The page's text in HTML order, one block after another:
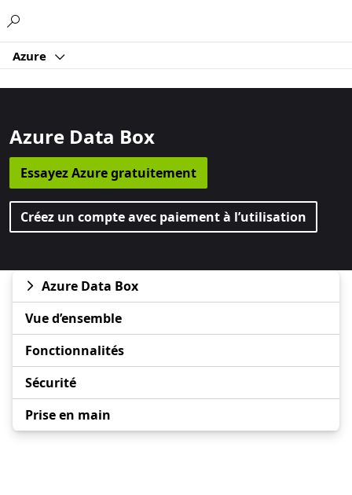
Azure
Azure Data Box
Essayez Azure gratuitement
Créez un compte avec paiement à l’utilisation
Azure Data Box
Vue d’ensemble
Fonctionnalités
Sécurité
Prise en main